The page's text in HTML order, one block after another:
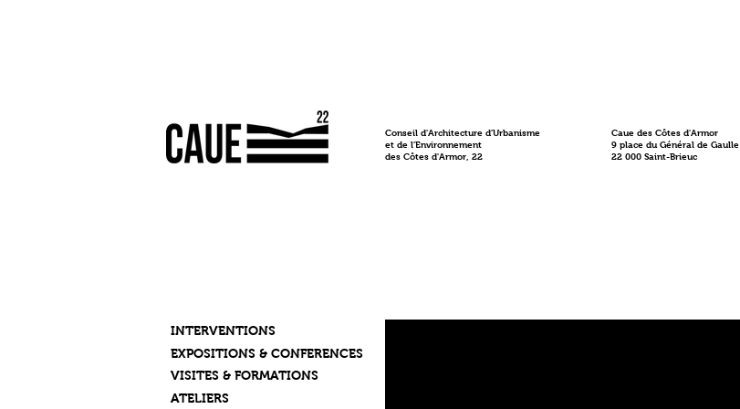
INTERVENTIONS
EXPOSITIONS & CONFERENCES
VISITES & FORMATIONS
ATELIERS
Conseil d'Architecture d'Urbanisme
et de l'Environnement
des Côtes d'Armor, 22
Caue des Côtes d'Armor
9 place du Général de Gaulle
22 000 Saint-Brieuc